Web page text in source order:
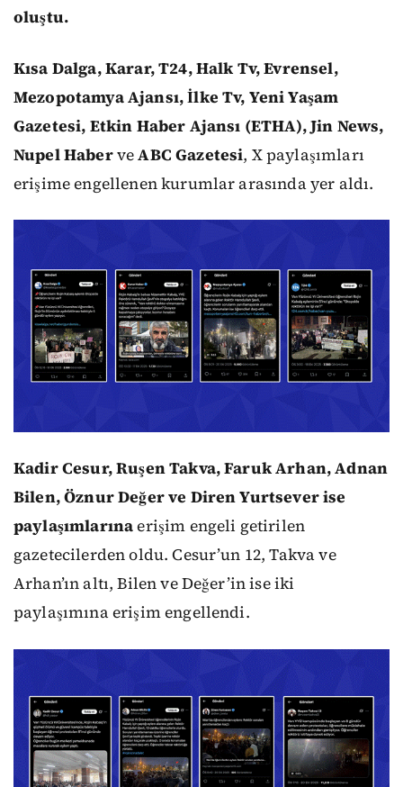
oluştu.
Kısa Dalga, Karar, T24, Halk Tv, Evrensel,
Mezopotamya Ajansı, İlke Tv, Yeni Yaşam
Gazetesi, Etkin Haber Ajansı (ETHA), Jin News,
Nupel HaberveABC Gazetesi, X paylaşımları
erişime engellenen kurumlar arasında yer aldı.
Kadir Cesur, Ruşen Takva, Faruk Arhan, Adnan
Bilen, Öznur Değer ve Diren Yurtsever ise
paylaşımlarınaerişim engeli getirilen
gazetecilerden oldu. Cesur’un 12, Takva ve
Arhan’ın altı, Bilen ve Değer’in ise iki
paylaşımına erişim engellendi.